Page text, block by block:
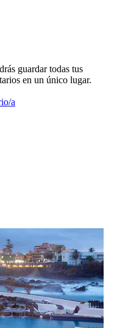
guardar todas tus
en un único lugar.
a